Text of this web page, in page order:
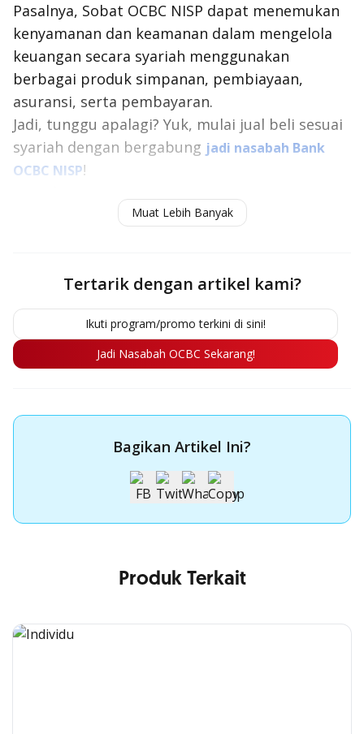
Pasalnya, Sobat OCBC NISP dapat menemukan
kenyamanan dan keamanan dalam mengelola
keuangan secara syariah menggunakan
berbagai produk simpanan, pembiayaan,
asuransi, serta pembayaran.
Jadi, tunggu apalagi? Yuk, mulai jual beli sesuai
syariah dengan bergabung jadi nasabah Bank
OCBC NISP!
Prinsip & ContohnyaMuat Lebih Banyak
Tertarik dengan artikel kami?
Ikuti program/promo terkini di sini!
Jadi Nasabah OCBC Sekarang!
Bagikan Artikel Ini?
Produk Terkait